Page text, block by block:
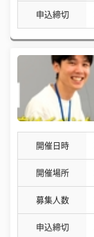
申込締切
開催日時
開催場所
募集人数
申込締切